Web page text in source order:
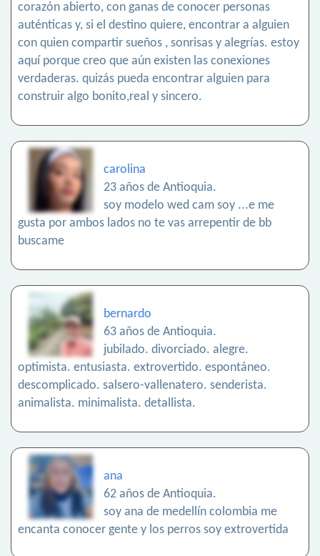
corazón abierto, con ganas de conocer personas
auténticas y, si el destino quiere, encontrar a alguien
con quien compartir sueños , sonrisas y alegrías. estoy
aquí porque creo que aún existen las conexiones
verdaderas. quizás pueda encontrar alguien para
construir algo bonito,real y sincero.
carolina
23 años de Antioquia.
soy modelo wed cam soy ...e me
gusta por ambos lados no te vas arrepentir de bb
buscame
bernardo
63 años de Antioquia.
jubilado. divorciado. alegre.
optimista. entusiasta. extrovertido. espontáneo.
descomplicado. salsero-vallenatero. senderista.
animalista. minimalista. detallista.
ana
62 años de Antioquia.
soy ana de medellín colombia me
encanta conocer gente y los perros soy extrovertida